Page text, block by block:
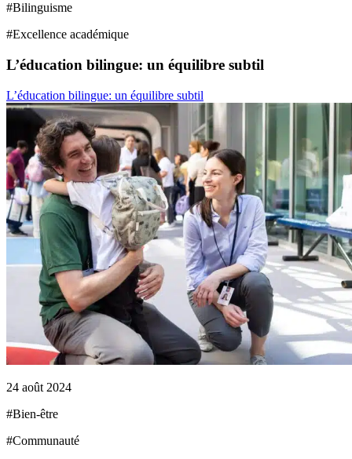
#Bilinguisme
#Excellence académique
L’éducation bilingue: un équilibre subtil
L’éducation bilingue: un équilibre subtil
24 août 2024
#Bien-être
#Communauté